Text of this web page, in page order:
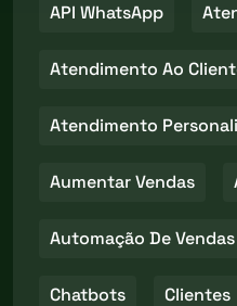
API WhatsApp
Atendimento Ao
Atendimento
Aumentar Vendas
Automação De Vendas
Chatbots Clientes